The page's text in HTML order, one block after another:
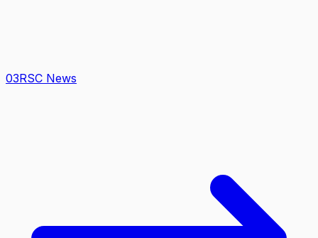
03RSC News